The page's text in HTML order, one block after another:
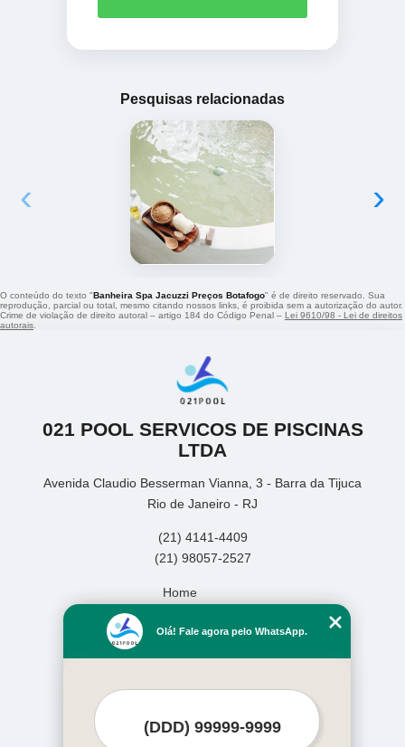
Pesquisas relacionadas
‹ ›
O conteúdo do texto "Banheira Spa Jacuzzi Preços Botafogo" é de direito reservado. Sua
reprodução, parcial ou total, mesmo citando nossos links, é proibida sem a autorização do autor.
Crime de violação de direito autoral – artigo 184 do Código Penal – Lei 9610/98 - Lei de direitos
autorais
021 POOL SERVICOS DE PISCINAS
LTDA
Avenida Claudio Besserman Vianna, 3 - Barra da Tijuca
Rio de Janeiro - RJ
(21) 4141-4409
(21) 98057-2527
Home
Missão
Serviços
Mais Serviços
Olá! Fale agora pelo WhatsApp.